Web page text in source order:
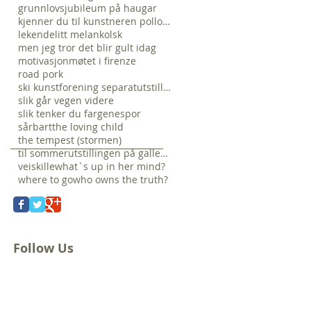
grunnlovsjubileum på haugar
kjenner du til kunstneren pollock?
lekendelitt melankolsk
men jeg tror det blir gult idag
motivasjonmøtet i firenze
road pork
ski kunstforening separatutstilling veien hjem
slik går vegen videre
slik tenker du fargenespor
sårbartthe loving child
the tempest (stormen)
til sommerutstillingen på galleri nelly..
veiskillewhat`s up in her mind?
where to gowho owns the truth?
Follow Us